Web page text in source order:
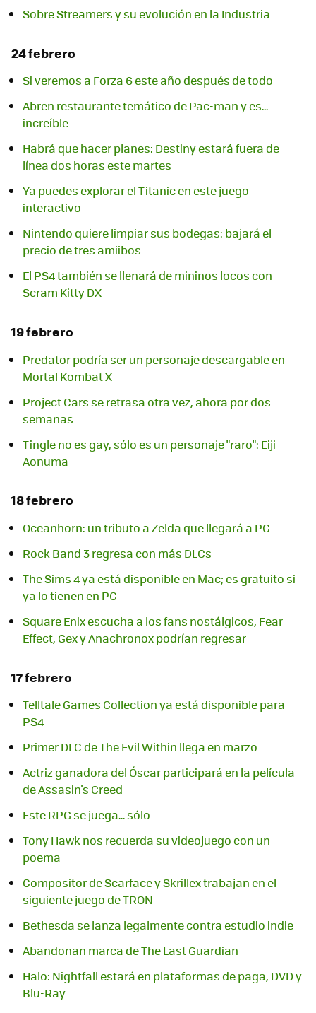
Sobre Streamers y su evolución en la Industria
24 febrero
Si veremos a Forza 6 este año después de todo
Abren restaurante temático de Pac-man y es...
increíble
Habrá que hacer planes: Destiny estará fuera de
línea dos horas este martes
Ya puedes explorar el Titanic en este juego
interactivo
Nintendo quiere limpiar sus bodegas: bajará el
precio de tres amiibos
El PS4 también se llenará de mininos locos con
Scram Kitty DX
19 febrero
Predator podría ser un personaje descargable en
Mortal Kombat X
Project Cars se retrasa otra vez, ahora por dos
semanas
Tingle no es gay, sólo es un personaje "raro": Eiji
18 febrero
Oceanhorn: un tributo a Zelda que llegará a PC
Rock Band 3 regresa con más DLCs
The Sims 4 ya está disponible en Mac; es gratuito si
ya lo tienen en PC
Square Enix escucha a los fans nostálgicos; Fear
Effect, Gex y Anachronox podrían regresar
17 febrero
Telltale Games Collection ya está disponible para
PS4
Primer DLC de The Evil Within llega en marzo
Actriz ganadora del Óscar participará en la película
de Assasin's Creed
Este RPG se juega... sólo
Tony Hawk nos recuerda su videojuego con un
poema
Compositor de Scarface y Skrillex trabajan en el
siguiente juego de TRON
Bethesda se lanza legalmente contra estudio indie
Abandonan marca de The Last Guardian
Halo: Nightfall estará en plataformas de paga, DVD y
Blu-Ray